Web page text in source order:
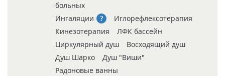
больных
Ингаляции
Иглорефлексотерапия
Кинезотерапия
ЛФК бассейн
Циркулярный душ
Восходящий душ
Душ Шарко
Душ "Виши"
Радоновые ванны